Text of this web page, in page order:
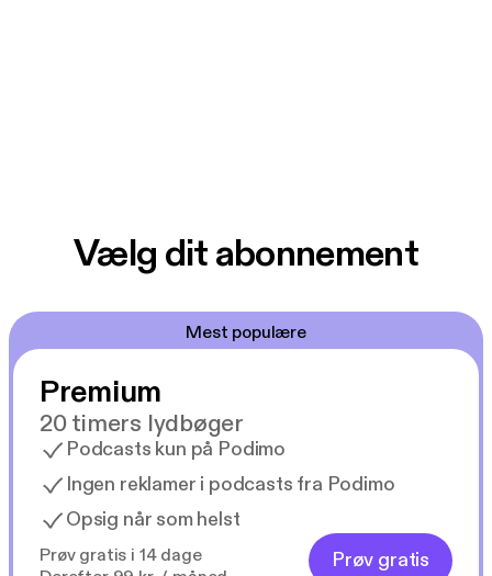
Vælg dit abonnement
Mest populære
Premium
20 timers lydbøger
Podcasts kun på Podimo
Ingen reklamer i podcasts fra Podimo
Opsig når som helst
Prøv gratis i 14 dage
Prøv gratis